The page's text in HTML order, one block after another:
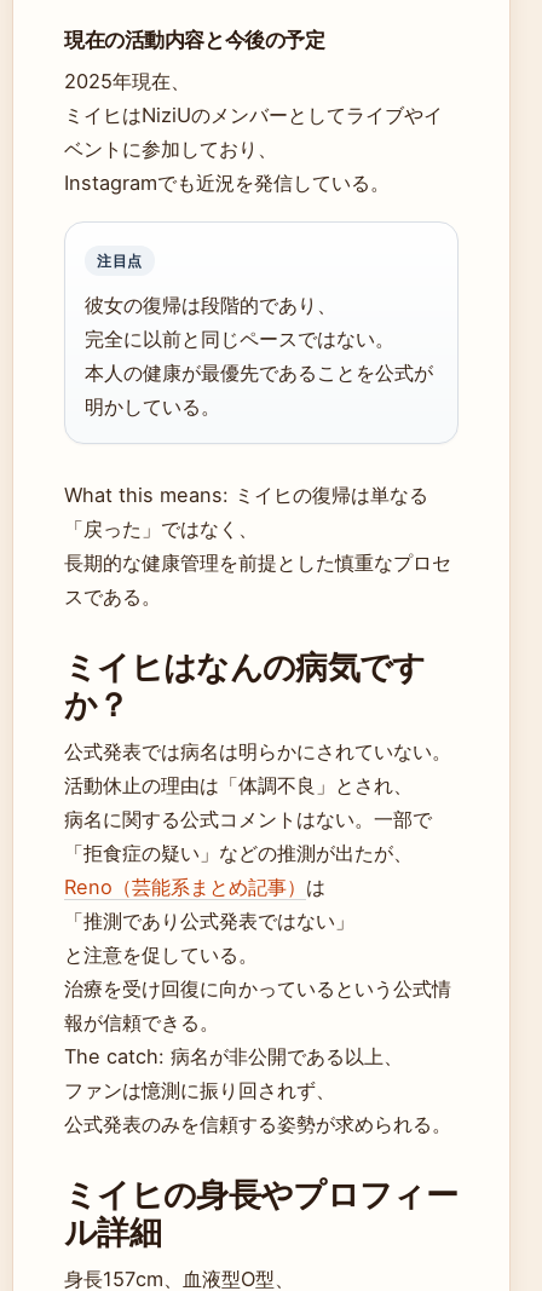
現在の活動内容と今後の予定
2025年現在、
ミイヒはNiziUのメンバーとしてライブやイ
ベントに参加しており、
Instagramでも近況を発信している。
注目点
彼女の復帰は段階的であり、
完全に以前と同じペースではない。
本人の健康が最優先であることを公式が
明かしている。
What this means: ミイヒの復帰は単なる
「戻った」ではなく、
長期的な健康管理を前提とした慎重なプロセ
スである。
ミイヒはなんの病気です
か？
公式発表では病名は明らかにされていない。
活動休止の理由は「体調不良」とされ、
病名に関する公式コメントはない。一部で
「拒食症の疑い」などの推測が出たが、
Reno（芸能系まとめ記事） は
「推測であり公式発表ではない」
と注意を促している。
治療を受け回復に向かっているという公式情
報が信頼できる。
The catch: 病名が非公開である以上、
ファンは憶測に振り回されず、
公式発表のみを信頼する姿勢が求められる。
ミイヒの身長やプロフィー
ル詳細
身長157cm、血液型O型、